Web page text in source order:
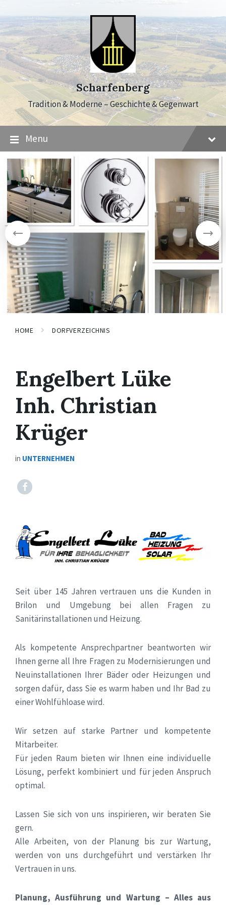
content
main
navigation
footer
Scharfenberg
Tradition & Moderne – Geschichte & Gegenwart
Menu
HOME DORFVERZEICHNIS
Engelbert Lüke
Inh. Christian
Krüger
in UNTERNEHMEN
Facebook
Seit über 145 Jahren vertrauen uns die Kunden in
Brilon und Umgebung bei allen Fragen zu
Sanitärinstallationen und Heizung.
Als kompetente Ansprechpartner beantworten wir
Ihnen gerne all Ihre Fragen zu Modernisierungen und
Neuinstallationen Ihrer Bäder oder Heizungen und
sorgen dafür, dass Sie es warm haben und Ihr Bad zu
einer Wohlfühloase wird.
Wir setzen auf starke Partner und kompetente
Mitarbeiter.
Für jeden Raum bieten wir Ihnen eine individuelle
Lösung, perfekt kombiniert und für jeden Anspruch
optimal.
Lassen Sie sich von uns inspirieren, wir beraten Sie
gern.
Alle Arbeiten, von der Planung bis zur Wartung,
werden von uns durchgeführt und verstärken Ihr
Vertrauen in uns.
Planung, Ausführung und Wartung – Alles aus